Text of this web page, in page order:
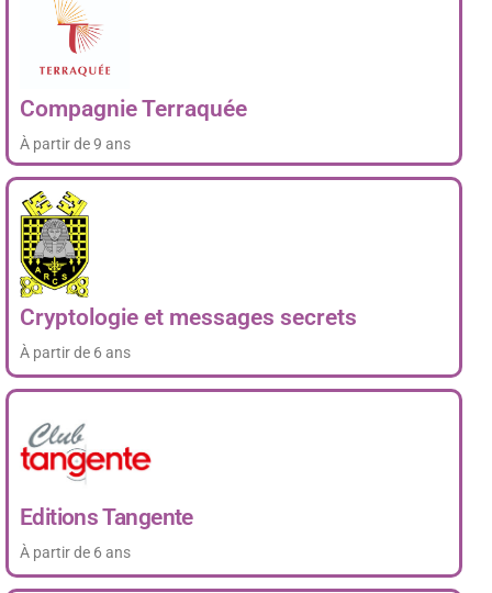
Compagnie Terraquée
À partir de 9 ans
Cryptologie et messages secrets
À partir de 6 ans
Editions Tangente
À partir de 6 ans